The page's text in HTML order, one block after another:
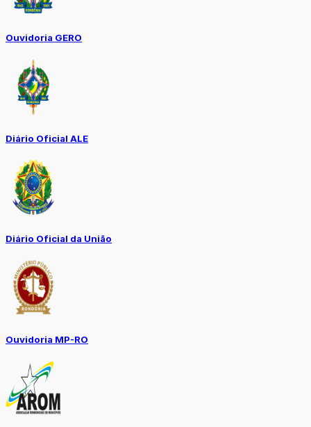
Ouvidoria GERO
Diário Oficial ALE
Diário Oficial da União
Ouvidoria MP-RO